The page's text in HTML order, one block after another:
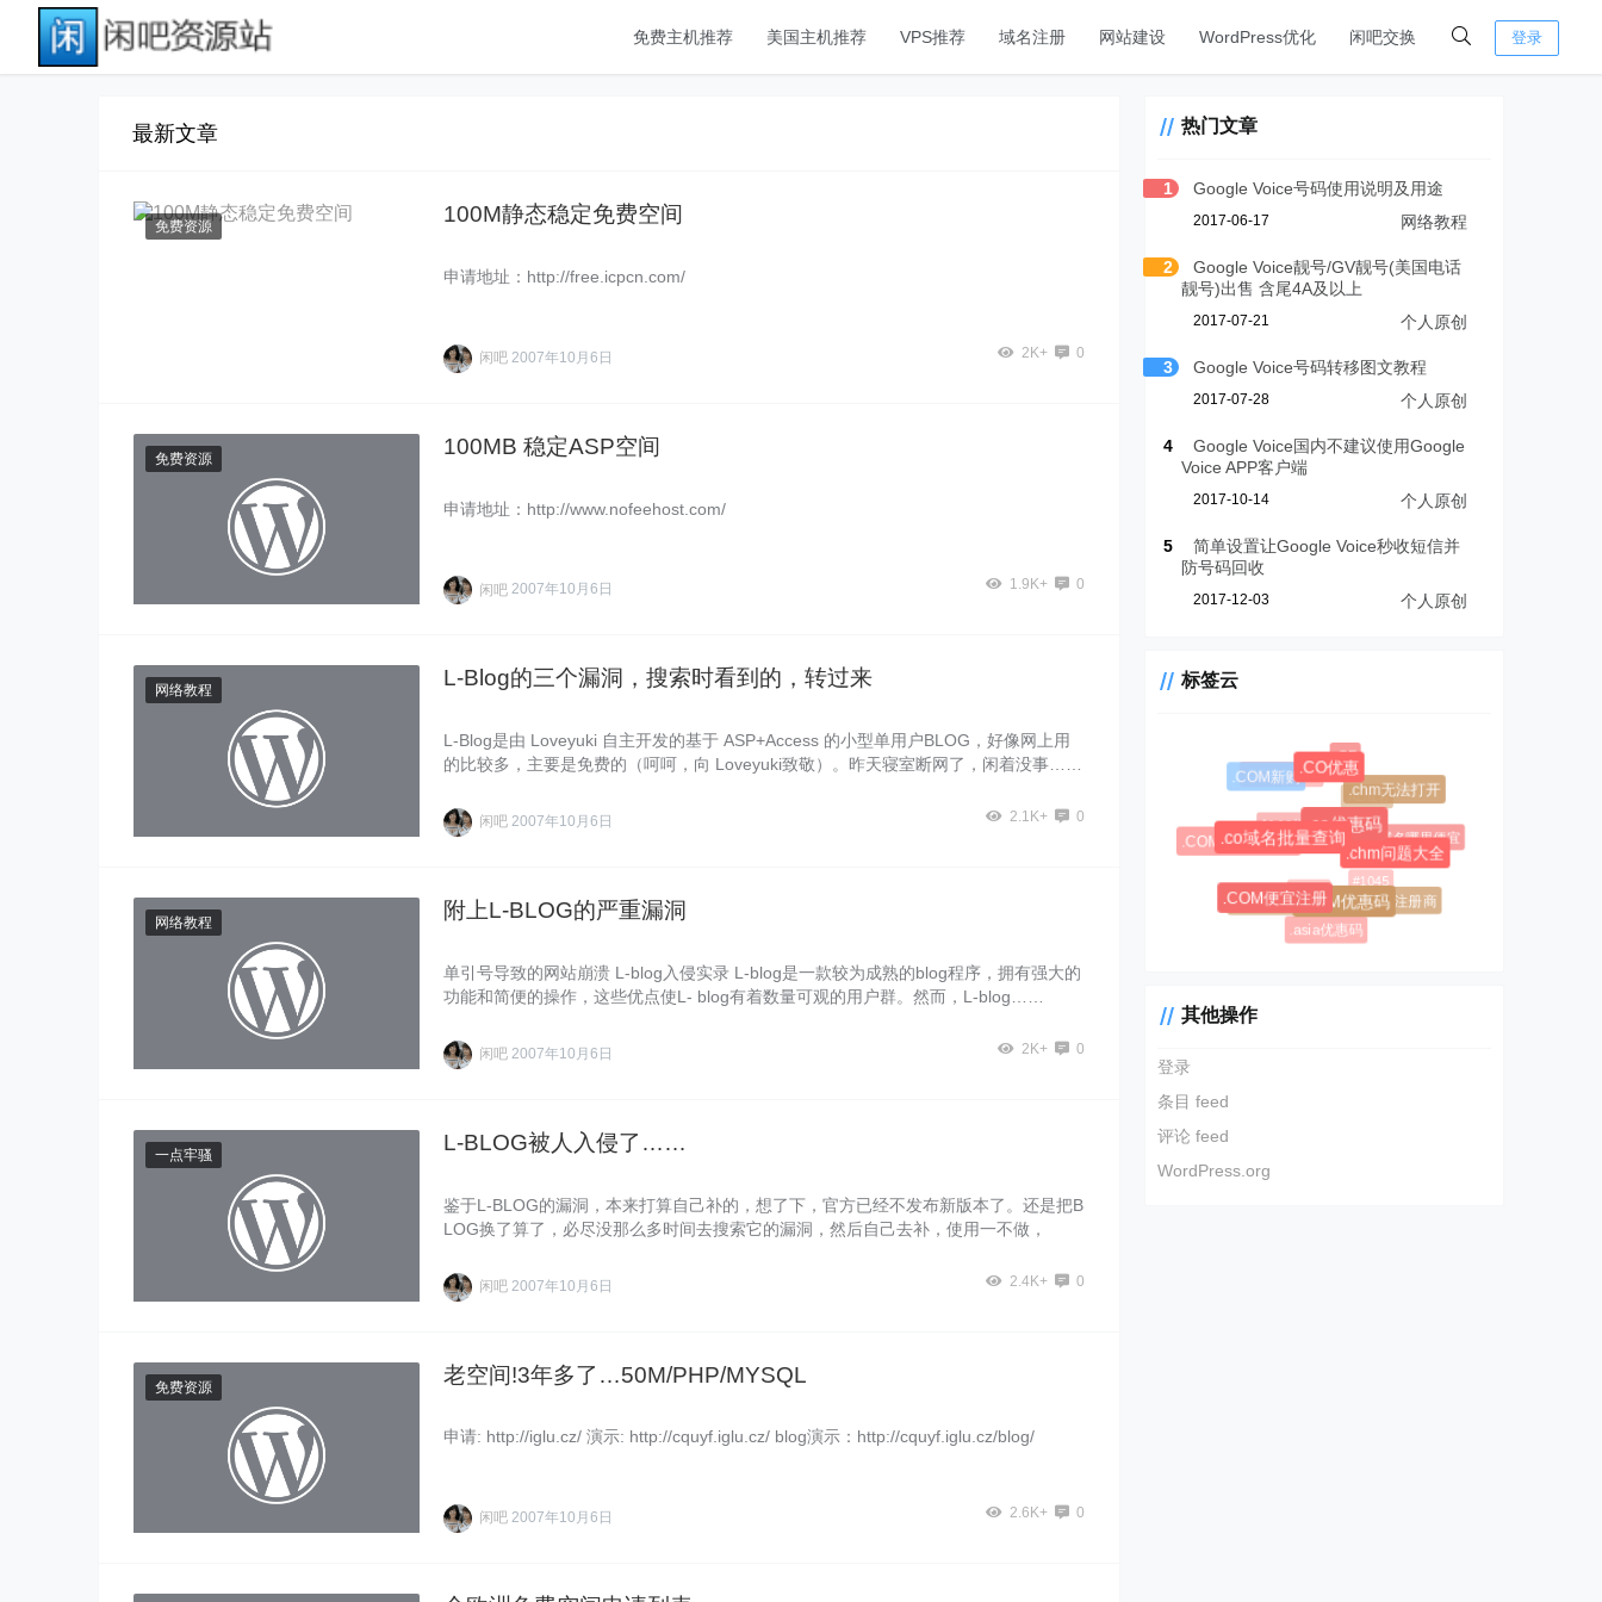
免费主机推荐 美国主机推荐 VPS推荐 域名注册 网站建设 WordPress优化 闲吧交换 登录
最新文章
免费资源 100M静态稳定免费空间
申请地址：http://free.icpcn.com/
闲吧 2007年10月6日 2K+ 0
免费资源 100MB 稳定ASP空间
申请地址：http://www.nofeehost.com/
闲吧 2007年10月6日 1.9K+ 0
网络教程 L-Blog的三个漏洞，搜索时看到的，转过来
L-Blog是由 Loveyuki 自主开发的基于 ASP+Access 的小型单用户BLOG，好像网上用
的比较多，主要是免费的（呵呵，向 Loveyuki致敬）。昨天寝室断网了，闲着没事……
闲吧 2007年10月6日 2.1K+ 0
网络教程 附上L-BLOG的严重漏洞
单引号导致的网站崩溃 L-blog入侵实录 L-blog是一款较为成熟的blog程序，拥有强大的
功能和简便的操作，这些优点使L- blog有着数量可观的用户群。然而，L-blog……
闲吧 2007年10月6日 2K+ 0
一点牢骚 L-BLOG被人入侵了……
鉴于L-BLOG的漏洞，本来打算自己补的，想了下，官方已经不发布新版本了。还是把B
LOG换了算了，必尽没那么多时间去搜索它的漏洞，然后自己去补，使用一不做，
闲吧 2007年10月6日 2.4K+ 0
免费资源 老空间!3年多了…50M/PHP/MYSQL
申请: http://iglu.cz/ 演示: http://cquyf.iglu.cz/ blog演示：http://cquyf.iglu.cz/blog/
闲吧 2007年10月6日 2.6K+ 0
热门文章
1 Google Voice号码使用说明及用途
2017-06-17 网络教程
2
Google Voice靓号/GV靓号(美国电话
靓号)出售 含尾4A及以上
2017-07-21 个人原创
3 Google Voice号码转移图文教程
2017-07-28 个人原创
4
Google Voice国内不建议使用Google
Voice APP客户端
2017-10-14 个人原创
5
简单设置让Google Voice秒收短信并
防号码回收
2017-12-03 个人原创
标签云
#1045
#1146
$0.99超级优惠码
.AL域名
.AL域名哪里便宜
.AL域名注册商
.asia优惠码
.CC优惠码
.CC域名
.CC域名注册
.CF
.chm无法打开
.chm问题大全
.COM优惠码
.COM便宜注册
.COM域名优惠码
.COM新购.CO优惠
.co优惠码
.co域名批量查询
其他操作
登录
条目 feed
评论 feed
WordPress.org